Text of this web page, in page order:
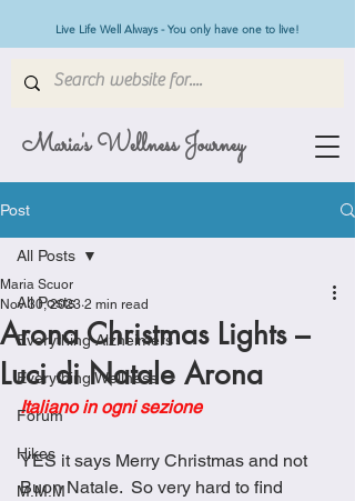
Maria's Wellness Journey
Live Life Well Always - You only have one to live!
Post
All Posts
Everything Alzheimers
Everything Wellness
Forum
Hikes
M.M.M
All Posts
Arona Christmas Lights –
Luci di Natale Arona
Maria Scuor
Nov 30, 2023 2 min read
Italiano in ogni sezione
YES it says Merry Christmas and not
Buon Natale.  So very hard to find